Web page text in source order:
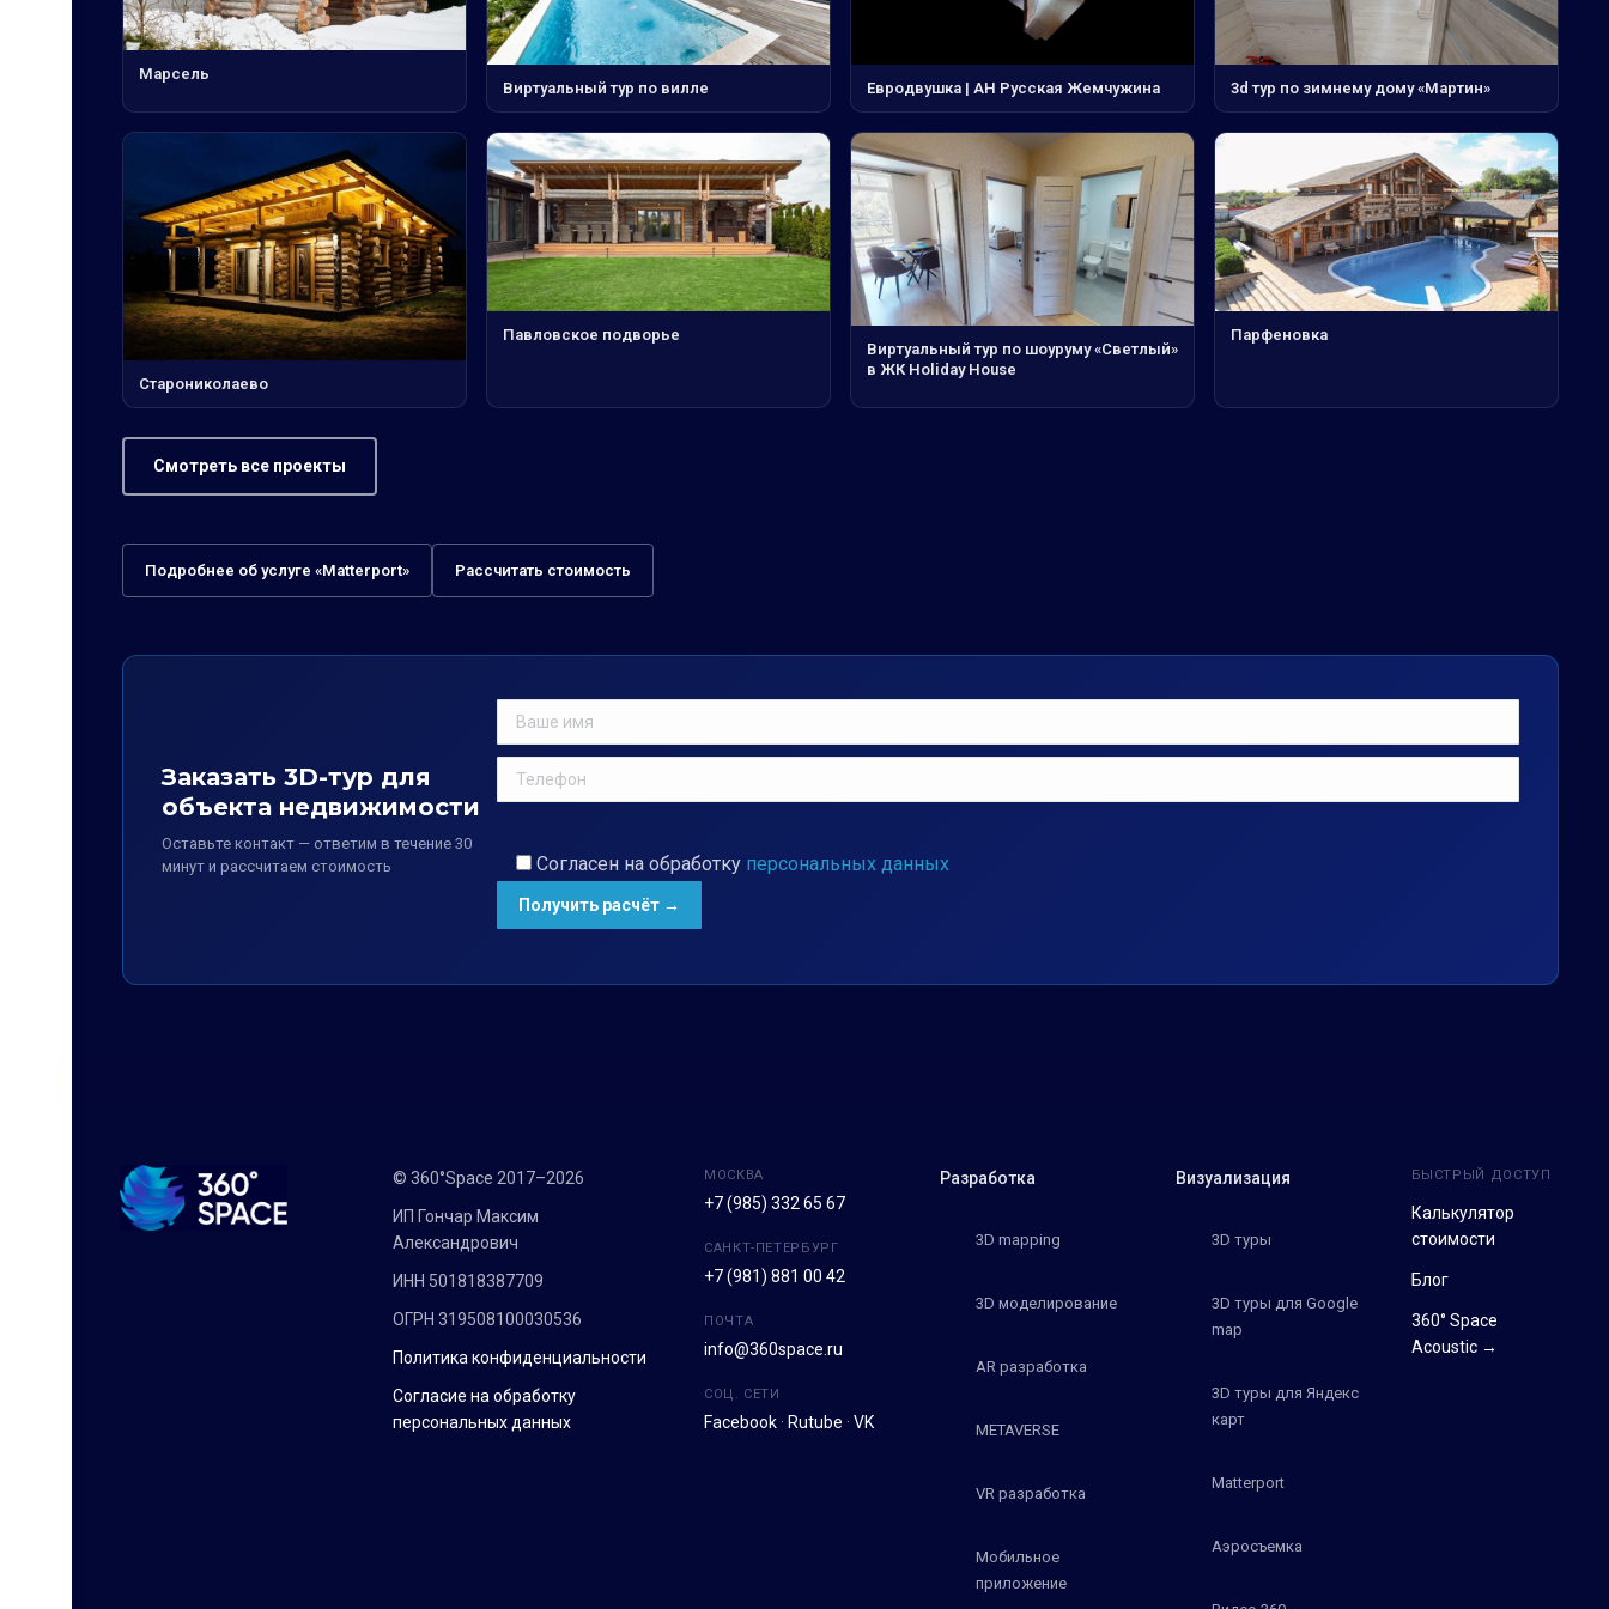
Марсель
Виртуальный тур по вилле Евродвушка | АН Русская Жемчужина 3d тур по зимнему дому «Мартин»
Старониколаево
Павловское подворье
Виртуальный тур по шоуруму «Светлый»
в ЖК Holiday House
Парфеновка
Смотреть все проекты
Подробнее об услуге «Matterport» Рассчитать стоимость
Заказать 3D-тур для
объекта недвижимости
Оставьте контакт — ответим в течение 30
минут и рассчитаем стоимость
Согласен на обработку персональных данных
© 360°Space 2017–2026
ИП Гончар Максим
Александрович
ИНН 501818387709
ОГРН 319508100030536
Политика конфиденциальности
Согласие на обработку
персональных данных
МОСКВА
+7 (985) 332 65 67
САНКТ-ПЕТЕРБУРГ
+7 (981) 881 00 42
ПОЧТА
info@360space.ru
СОЦ. СЕТИ
Facebook· Rutube · VK
Разработка
3D mapping
3D моделирование
AR разработка
METAVERSE
VR разработка
Мобильное
приложение
Визуализация
3D туры
3D туры для Google
map
3D туры для Яндекс
карт
Matterport
Аэросъемка
БЫСТРЫЙ ДОСТУП
Калькулятор
стоимости
Блог
360° Space
Acoustic →